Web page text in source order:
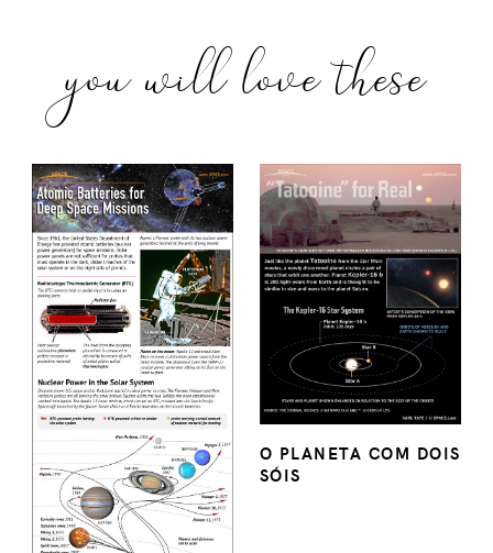
you will love these
O PLANETA COM DOIS
SÓIS